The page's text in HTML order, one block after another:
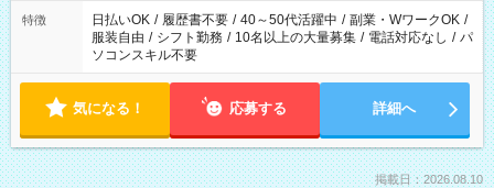
特徴 日払いOK / 履歴書不要 / 40～50代活躍中 / 副業・WワークOK /
服装自由 / シフト勤務 / 10名以上の大量募集 / 電話対応なし / パ
ソコンスキル不要
気になる！ 応募する 詳細へ
掲載日：2026.08.10